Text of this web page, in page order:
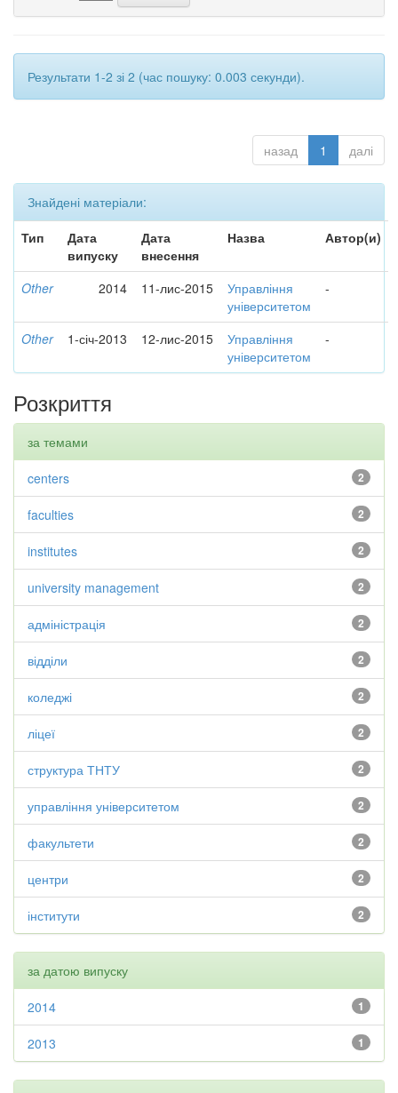
Результати 1-2 зі 2 (час пошуку: 0.003 секунди).
назад 1 далі
Знайдені матеріали:
Тип
Дата
випуску
Дата
внесення
Назва Автор(и)
Other 2014 11-лис-2015
Управління
університетом
-
Other 1-січ-2013 12-лис-2015
Управління
університетом
-
Розкриття
за темами
2
centers
2
faculties
2
institutes
2
university management
2
адміністрація
2
відділи
2
коледжі
2
ліцеї
2
структура ТНТУ
2
управління університетом
2
факультети
2
центри
2
інститути
за датою випуску
1
2014
1
2013